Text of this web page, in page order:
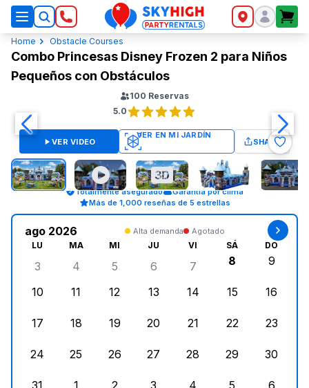
SkyHigh Logo
Home Obstacle Courses
Combo Princesas Disney Frozen 2 para Niños
Pequeños con Obstáculos
100 Reservas
5.0
VER VIDEO SHARE
Totalmente asegurado
Garantía por clima
Más de 1,000 reseñas de 5 estrellas
ago 2026 Alta demanda Agotado
LU MA MI JU VI SÁ DO
lunes, agosto 3, 2026
3
martes, agosto 4, 2026
4
miércoles, agosto 5, 2026
5
jueves, agosto 6, 2026
6
viernes, agosto 7,
7
8
9
10
11
12
13
14
15
16
17
18
19
20
21
22
23
24
25
26
27
28
29
30
31
1
2
3
4
5
6